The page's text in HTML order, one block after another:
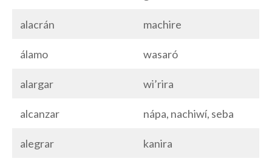
alacrán machire
álamo wasaró
alargar wi’rira
alcanzar nápa, nachiwí, seba
alegrar kanira